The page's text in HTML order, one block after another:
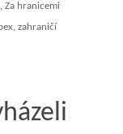
, Za hranicemi
, zahraničí